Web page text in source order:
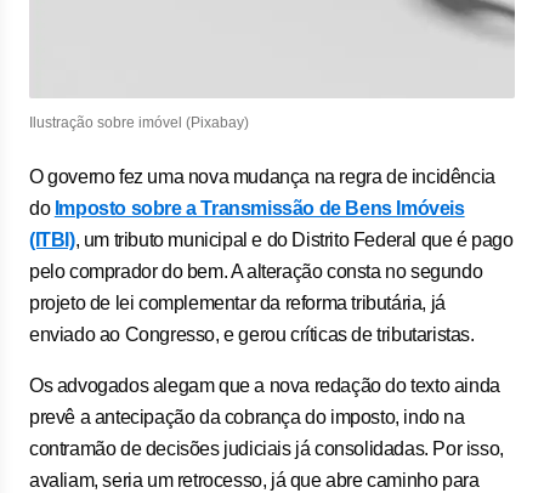
Ilustração sobre imóvel (Pixabay)
O governo fez uma nova mudança na regra de incidência
do Imposto sobre a Transmissão de Bens Imóveis
(ITBI), um tributo municipal e do Distrito Federal que é pago
pelo comprador do bem. A alteração consta no segundo
projeto de lei complementar da reforma tributária, já
enviado ao Congresso, e gerou críticas de tributaristas.
Os advogados alegam que a nova redação do texto ainda
prevê a antecipação da cobrança do imposto, indo na
contramão de decisões judiciais já consolidadas. Por isso,
avaliam, seria um retrocesso, já que abre caminho para